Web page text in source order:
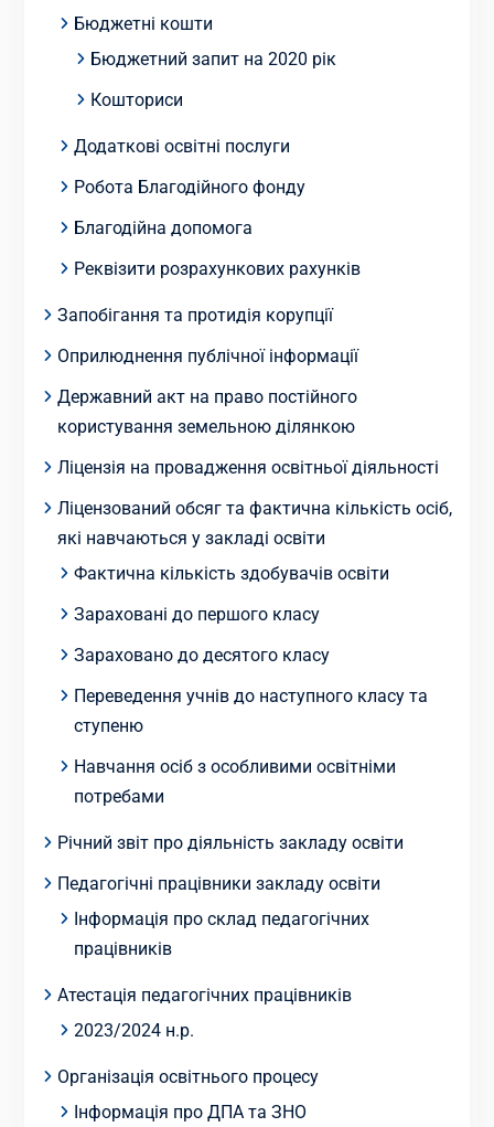
Бюджетні кошти
Бюджетний запит на 2020 рік
Кошториси
Додаткові освітні послуги
Робота Благодійного фонду
Благодійна допомога
Реквізити розрахункових рахунків
Запобігання та протидія корупції
Оприлюднення публічної інформації
Державний акт на право постійного
користування земельною ділянкою
Ліцензія на провадження освітньої діяльності
Ліцензований обсяг та фактична кількість осіб,
які навчаються у закладі освіти
Фактична кількість здобувачів освіти
Зараховані до першого класу
Зараховано до десятого класу
Переведення учнів до наступного класу та
ступеню
Навчання осіб з особливими освітніми
потребами
Річний звіт про діяльність закладу освіти
Педагогічні працівники закладу освіти
Інформація про склад педагогічних
працівників
Атестація педагогічних працівників
2023/2024 н.р.
Організація освітнього процесу
Інформація про ДПА та ЗНО